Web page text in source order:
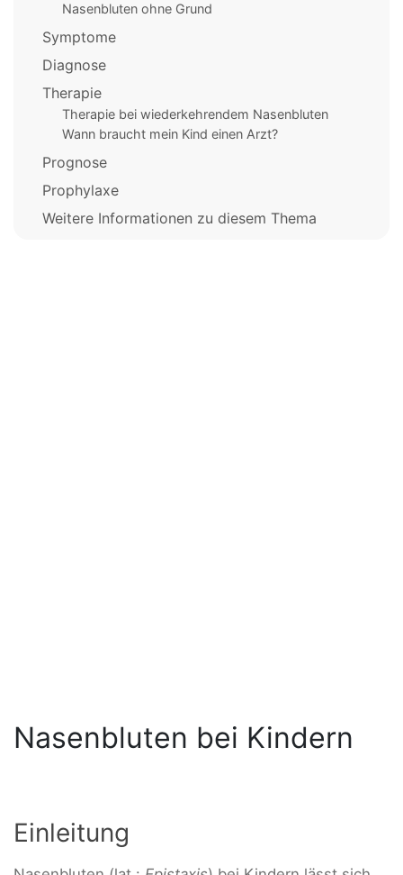
Nasenbluten ohne Grund
Symptome
Diagnose
Therapie
Therapie bei wiederkehrendem Nasenbluten
Wann braucht mein Kind einen Arzt?
Prognose
Prophylaxe
Weitere Informationen zu diesem Thema
Nasenbluten bei Kindern
Einleitung